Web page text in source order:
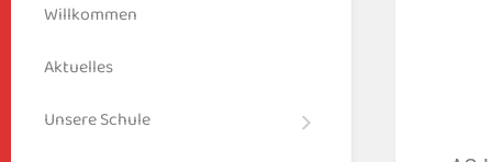
Willkommen
Aktuelles
Unsere Schule
Schulleitbild